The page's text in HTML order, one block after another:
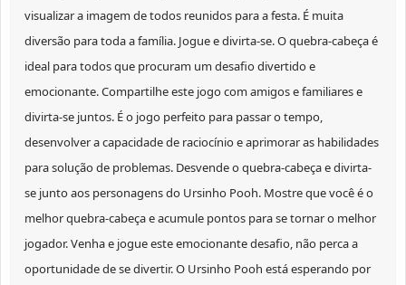
visualizar a imagem de todos reunidos para a festa. É muita
diversão para toda a família. Jogue e divirta-se. O quebra-cabeça é
ideal para todos que procuram um desafio divertido e
emocionante. Compartilhe este jogo com amigos e familiares e
divirta-se juntos. É o jogo perfeito para passar o tempo,
desenvolver a capacidade de raciocínio e aprimorar as habilidades
para solução de problemas. Desvende o quebra-cabeça e divirta-
se junto aos personagens do Ursinho Pooh. Mostre que você é o
melhor quebra-cabeça e acumule pontos para se tornar o melhor
jogador. Venha e jogue este emocionante desafio, não perca a
oportunidade de se divertir. O Ursinho Pooh está esperando por